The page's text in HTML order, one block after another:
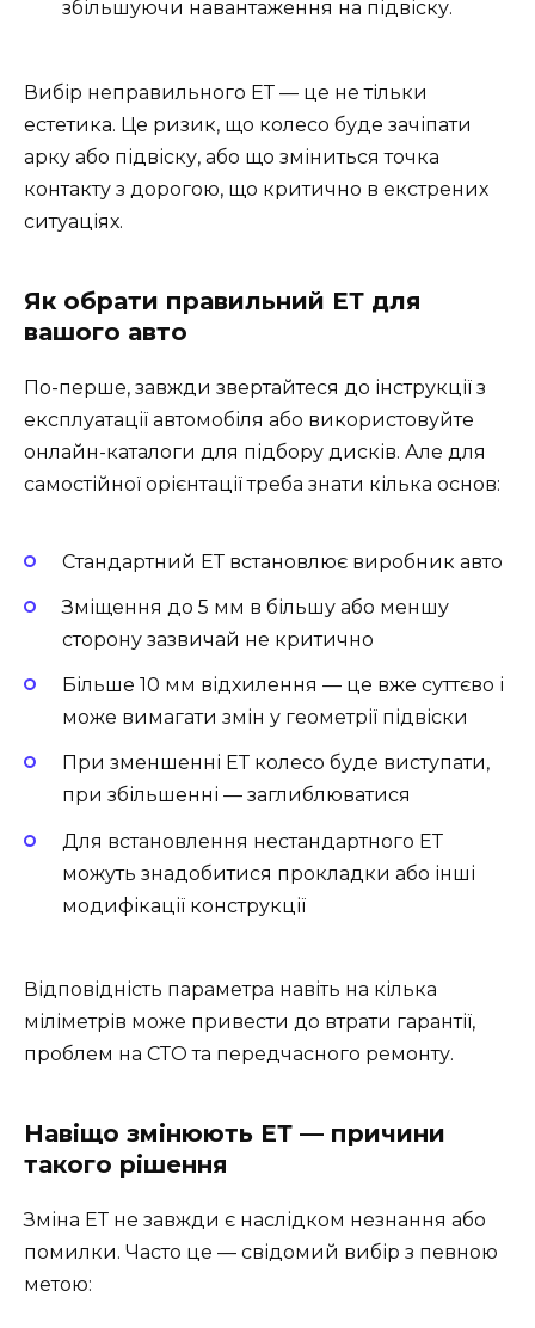
збільшуючи навантаження на підвіску.
Вибір неправильного ЕТ — це не тільки
естетика. Це ризик, що колесо буде зачіпати
арку або підвіску, або що зміниться точка
контакту з дорогою, що критично в екстрених
ситуаціях.
Як обрати правильний ЕТ для
вашого авто
По-перше, завжди звертайтеся до інструкції з
експлуатації автомобіля або використовуйте
онлайн-каталоги для підбору дисків. Але для
самостійної орієнтації треба знати кілька основ:
Стандартний ЕТ встановлює виробник авто
Зміщення до 5 мм в більшу або меншу
сторону зазвичай не критично
Більше 10 мм відхилення — це вже суттєво і
може вимагати змін у геометрії підвіски
При зменшенні ЕТ колесо буде виступати,
при збільшенні — заглиблюватися
Для встановлення нестандартного ЕТ
можуть знадобитися прокладки або інші
модифікації конструкції
Відповідність параметра навіть на кілька
міліметрів може привести до втрати гарантії,
проблем на СТО та передчасного ремонту.
Навіщо змінюють ЕТ — причини
такого рішення
Зміна ЕТ не завжди є наслідком незнання або
помилки. Часто це — свідомий вибір з певною
метою: